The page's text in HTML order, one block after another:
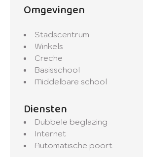
Omgevingen
Stadscentrum
Winkels
Creche
Basisschool
Middelbare school
Diensten
Dubbele beglazing
Internet
Automatische poort